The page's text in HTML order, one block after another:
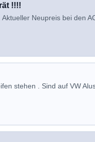
!!!!
Neupreis bei den
stehen . Sind auf VW